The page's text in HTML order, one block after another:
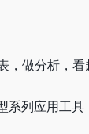
，做分析，
列应用工